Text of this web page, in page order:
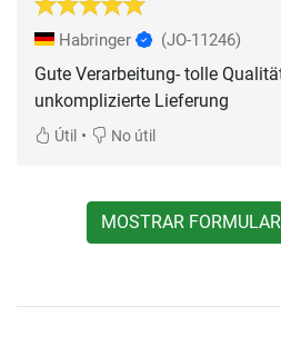
Habringer (JO-11246)
Gute Verarbeitung- tolle
unkomplizierte Lieferung
Útil • No útil
MOSTRAR